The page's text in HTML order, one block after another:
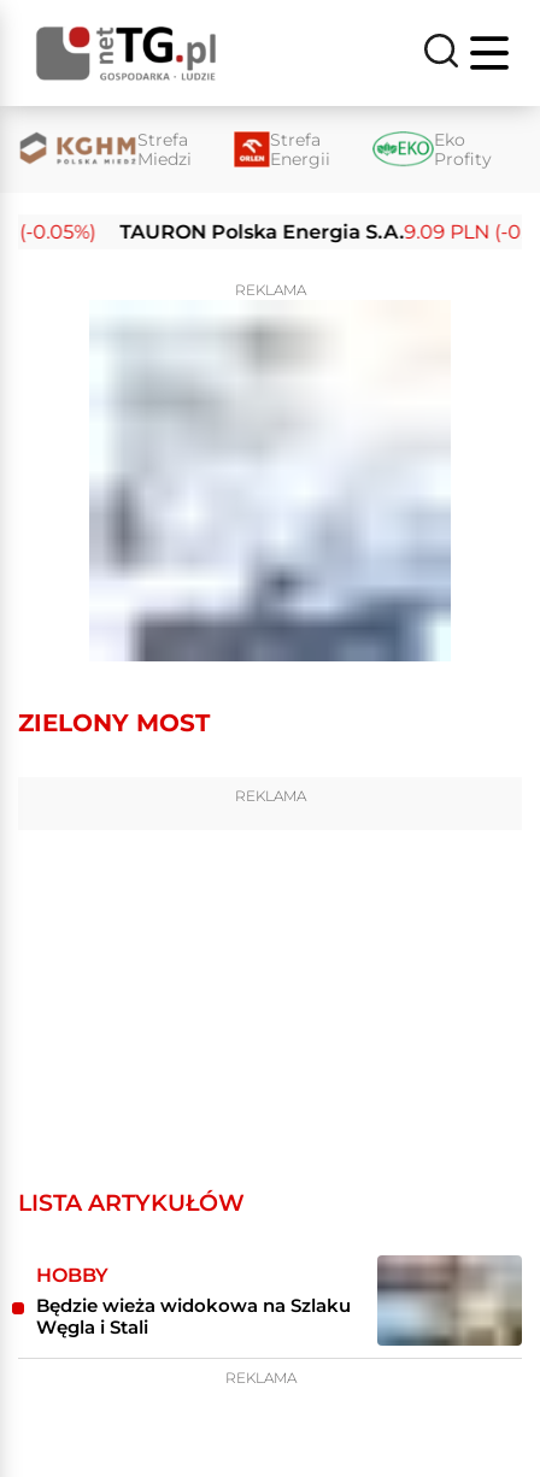
Strefa
Miedzi
Strefa
Energii
Eko
Profity
0.05%) TAURON Polska Energia S.A.9.09 PLN (-
REKLAMA
ZIELONY MOST
REKLAMA
LISTA ARTYKUŁÓW
HOBBY
Będzie wieża widokowa na Szlaku
Węgla i Stali
REKLAMA